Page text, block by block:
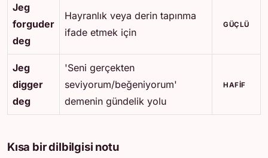
Jeg
forguder
deg
Hayranlık veya derin tapınma
ifade etmek için
GÜÇLÜ
Jeg
digger
deg
'Seni gerçekten
seviyorum/beğeniyorum'
demenin gündelik yolu
HAFIF
Kısa bir dilbilgisi notu